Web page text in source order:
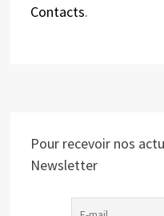
Contacts.
Pour recevoir nos
Newsletter